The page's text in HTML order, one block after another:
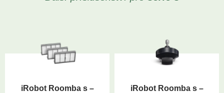
iRobot Roomba s –
iRobot Roomba s –